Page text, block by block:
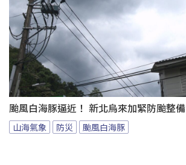
颱風白海豚逼近！ 新北烏來加緊防颱整備
山海氣象 防災 颱風白海豚